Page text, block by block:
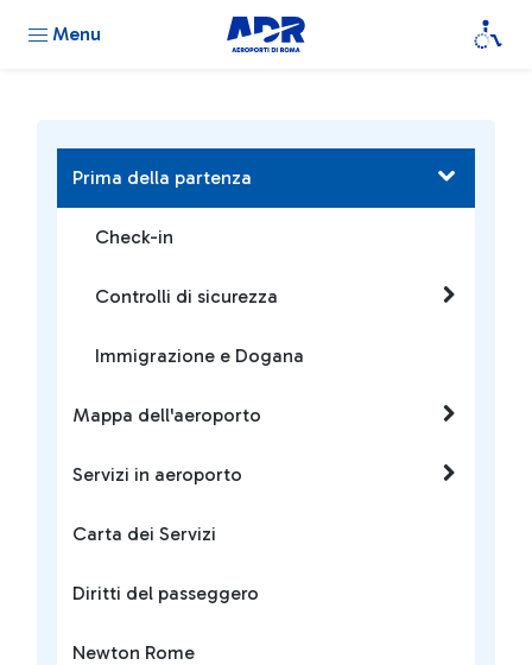
Menu
Prima della partenza
Check-in
Controlli di sicurezza
Immigrazione e Dogana
Mappa dell'aeroporto
Servizi in aeroporto
Carta dei Servizi
Diritti del passeggero
Newton Rome